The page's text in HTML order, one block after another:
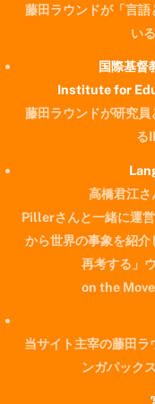
藤田ラウンドが「言
い
国際基督
Institute for
藤田ラウンドが研究
る
高橋君江
Pillerさんと一緒に運
から世界の事象を紹
再考する」
on the Move
当サイト主宰の藤田ラ
ンガパック